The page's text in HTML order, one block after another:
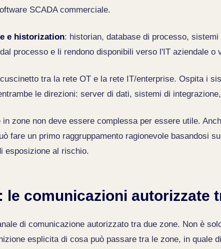
SCADA commerciale.
e historization: historian, database di processo,
processo e li rendono disponibili verso l'IT aziendale
tra la rete OT e la rete IT/enterprise. Ospita i
le direzioni: server di dati, sistemi di
in zone non deve essere complessa per essere utile.
fare un primo raggruppamento ragionevole basandosi
esposizione al rischio.
le comunicazioni autorizzate
di comunicazione autorizzato tra due zone. Non è
esplicita di cosa può passare tra le zone, in quale